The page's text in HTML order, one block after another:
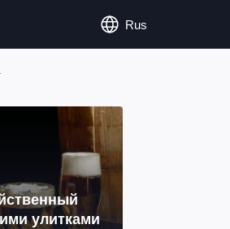
Rus
улитками